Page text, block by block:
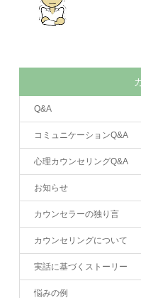
Q&A
コミュニケーションQ&A
心理カウンセリングQ&A
お知らせ
カウンセラーの独り言
カウンセリングについて
実話に基づくストーリー
悩みの例